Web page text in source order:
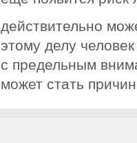
действительно
этому делу
с предельным
может стать